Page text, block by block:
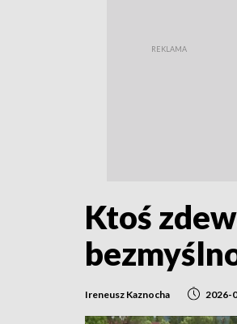
Ktoś
Ireneusz Kaznocha 2026-